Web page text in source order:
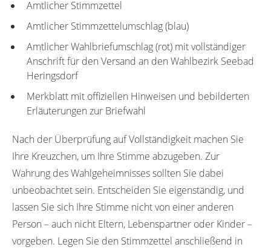
Amtlicher Stimmzettel
Amtlicher Stimmzettelumschlag (blau)
Amtlicher Wahlbriefumschlag (rot) mit vollständiger
Anschrift für den Versand an den Wahlbezirk Seebad
Heringsdorf
Merkblatt mit offiziellen Hinweisen und bebilderten
Erläuterungen zur Briefwahl
Nach der Überprüfung auf Vollständigkeit machen Sie
Ihre Kreuzchen, um Ihre Stimme abzugeben. Zur
Wahrung des Wahlgeheimnisses sollten Sie dabei
unbeobachtet sein. Entscheiden Sie eigenständig, und
lassen Sie sich Ihre Stimme nicht von einer anderen
Person – auch nicht Eltern, Lebenspartner oder Kinder –
vorgeben. Legen Sie den Stimmzettel anschließend in